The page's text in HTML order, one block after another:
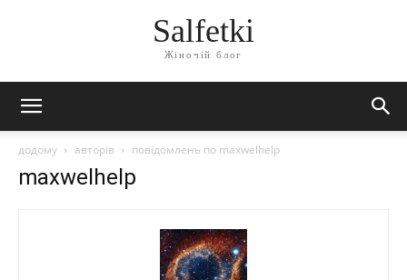
Salfetki
Жіночій блог
додому авторів повідомлень по maxwelhelp
maxwelhelp